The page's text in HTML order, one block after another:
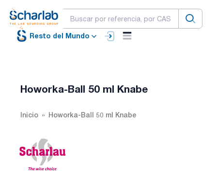
Resto del Mundo
Howorka-Ball 50 ml Knabe
Inicio Howorka-Ball 50 ml Knabe